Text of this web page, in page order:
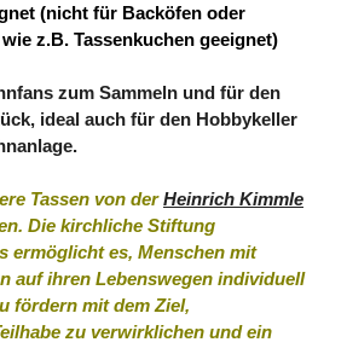
(nicht für Backöfen oder
z.B. Tassenkuchen geeignet)
zum Sammeln und für den
ideal auch für den Hobbykeller
Tassen von derHeinrich Kimmle
Die kirchliche Stiftung
ermöglicht es, Menschen mit
auf ihren Lebenswegen individuell
fördern mit dem Ziel,
zu verwirklichen und ein